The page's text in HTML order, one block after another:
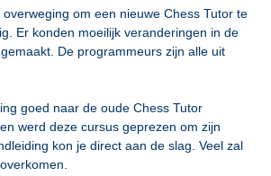
om een nieuwe Chess Tutor te
Er konden moeilijk veranderingen in de
De programmeurs zijn alle uit
goed naar de oude Chess Tutor
werd deze cursus geprezen om zijn
kon je direct aan de slag. Veel zal